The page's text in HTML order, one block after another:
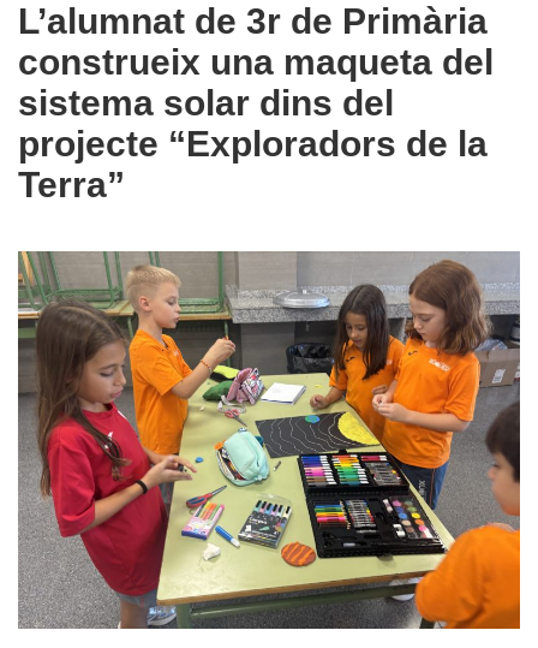
L’alumnat de 3r de Primària
construeix una maqueta del
sistema solar dins del
projecte “Exploradors de la
Terra”